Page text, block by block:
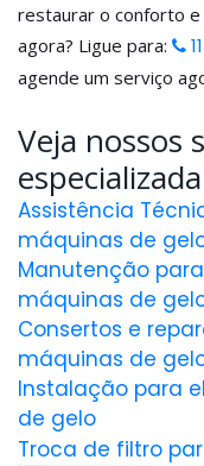
restaurar o conforto e
agora? Ligue para:
agende um serviço
Veja nossos
especializada
Assistência
máquinas de
Manutenção
máquinas de
Consertos e
máquinas de
Instalação para
de gelo
Troca de filtro